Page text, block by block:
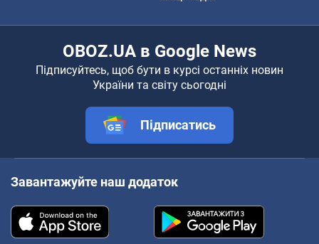
OBOZ.UA в Google News
Підписуйтесь, щоб бути в курсі останніх новин
України та світу сьогодні
Підписатись
Завантажуйте наш додаток